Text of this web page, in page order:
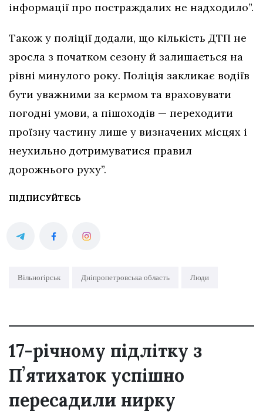
інформації про постраждалих не надходило”.
Також у поліції додали, що кількість ДТП не
зросла з початком сезону й залишається на
рівні минулого року. Поліція закликає водіїв
бути уважними за кермом та враховувати
погодні умови, а пішоходів — переходити
проїзну частину лише у визначених місцях і
неухильно дотримуватися правил
дорожнього руху”.
ПІДПИСУЙТЕСЬ
Вільногірськ Дніпропетровська область Люди
17-річному підлітку з
Пʼятихаток успішно
пересадили нирку